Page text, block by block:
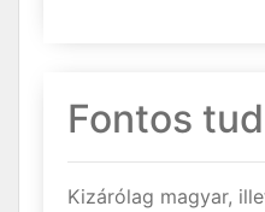
Fontos
Kizárólag magyar,